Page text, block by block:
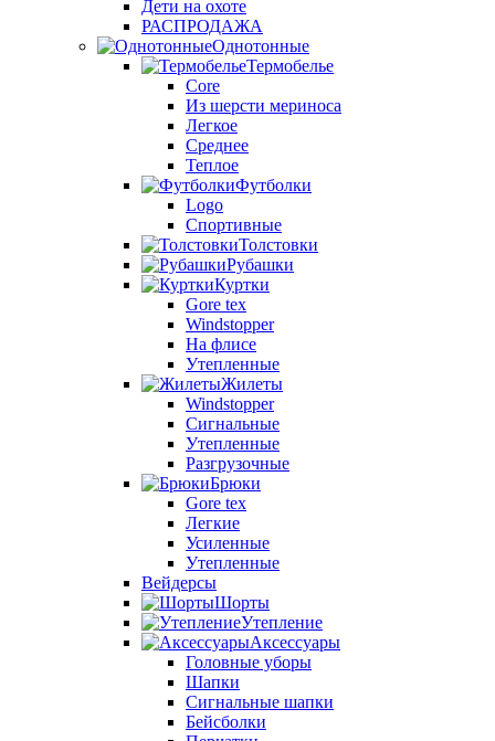
Дети на охоте
РАСПРОДАЖА
Однотонные
Термобелье
Core
Из шерсти мериноса
Легкое
Среднее
Теплое
Футболки
Logo
Спортивные
Толстовки
Рубашки
Куртки
Gore tex
Windstopper
На флисе
Утепленные
Жилеты
Windstopper
Сигнальные
Утепленные
Разгрузочные
Брюки
Gore tex
Легкие
Усиленные
Утепленные
Вейдерсы
Шорты
Утепление
Аксессуары
Головные уборы
Шапки
Сигнальные шапки
Бейсболки